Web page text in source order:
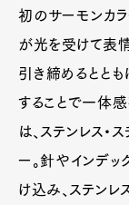
初のサーモンカ
が光を受けて表
引き締めるとと
することで一体感
は、ステンレス・
ー。針やインデッ
け込み、ステンレ